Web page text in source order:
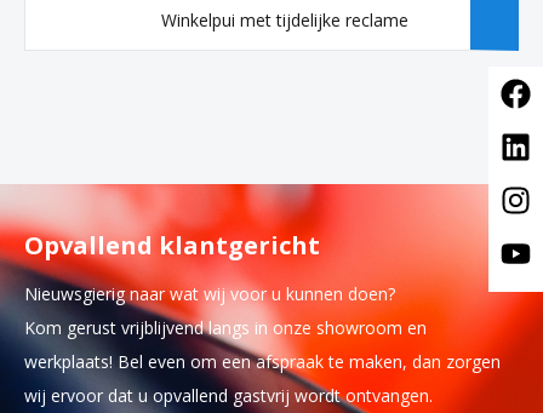
Winkelpui met tijdelijke reclame
Opvallend klantgericht
Nieuwsgierig naar wat wij voor u kunnen doen?
Kom gerust vrijblijvend langs in onze showroom en
werkplaats! Bel even om een afspraak te maken, dan zorgen
wij ervoor dat u opvallend gastvrij wordt ontvangen.